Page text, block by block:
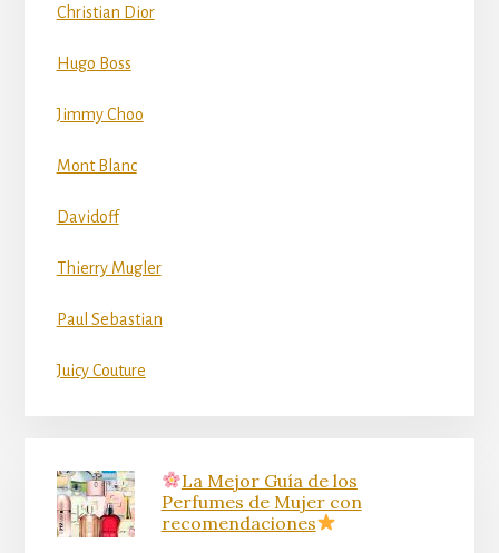
Christian Dior
Hugo Boss
Jimmy Choo
Mont Blanc
Davidoff
Thierry Mugler
Paul Sebastian
Juicy Couture
La Mejor Guía de los
Perfumes de Mujer con
recomendaciones